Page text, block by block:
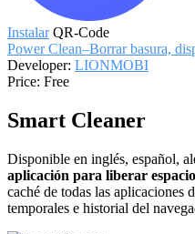
Instalar QR-Code
Power Clean–Borrar basura,
Developer: LIONMOBI
Price: Free
Smart Cleaner
Disponible en inglés, español,
aplicación para liberar
caché de todas las aplicaciones
temporales e historial del